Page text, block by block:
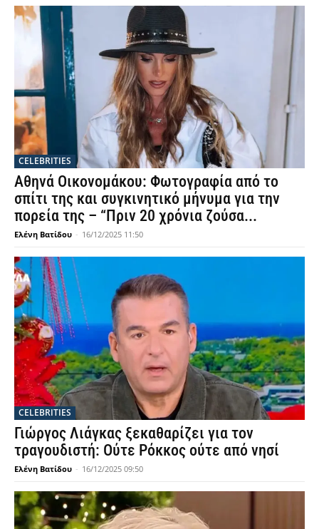
CELEBRITIES
Αθηνά Οικονομάκου: Φωτογραφία από το
σπίτι της και συγκινητικό μήνυμα για την
πορεία της – “Πριν 20 χρόνια ζούσα...
Ελένη Βατίδου - 16/12/2025 11:50
CELEBRITIES
Γιώργος Λιάγκας ξεκαθαρίζει για τον
τραγουδιστή: Ούτε Ρόκκος ούτε από νησί
Ελένη Βατίδου - 16/12/2025 09:50